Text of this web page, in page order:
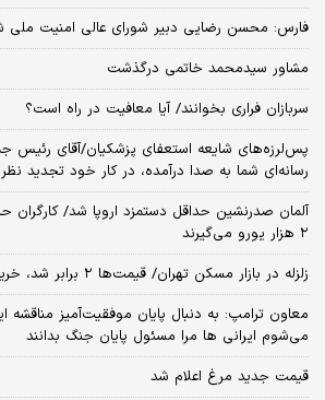
فارس: محسن رضایی دبیر شورای عالی امنیت ملی
مشاور سیدمحمد خاتمی درگذشت
سربازان فراری بخوانند/ آیا معافیت در راه است؟
پس‌لرزه‌های شایعه استعفای پزشکیان/آقای رئیس
رسانه‌ای شما به صدا درآمده، در کار خود تجدید
آلمان صدرنشین حداقل دستمزد اروپا شد/ کارگران
۲ هزار یورو می‌گیرند
زلزله در بازار مسکن تهران/ قیمت‌ها ۲ برابر شد، خریدار ناپدید شد
معاون ترامپ: به دنبال پایان موفقیت‌آمیز
می‌شوم ایرانی ها مرا مسئول پایان جنگ بدانند
قیمت جدید مرغ اعلام شد